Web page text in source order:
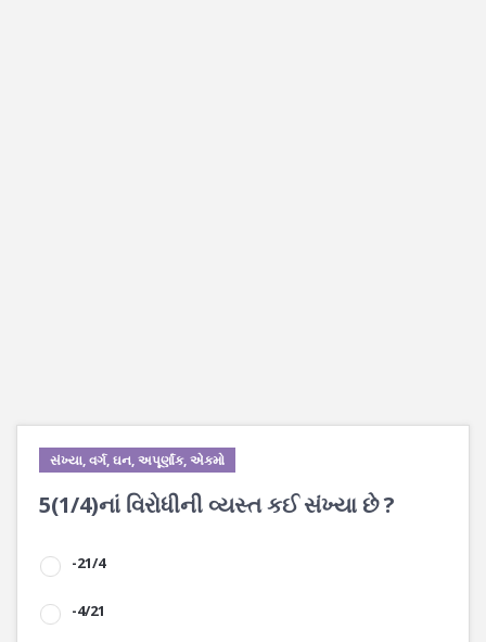
સંખ્યા, વર્ગ, ઘન, અપૂર્ણાંક, એકમો
5(1/4)નાં વિરોધીની વ્યસ્ત કઈ સંખ્યા છે ?
-21/4
-4/21